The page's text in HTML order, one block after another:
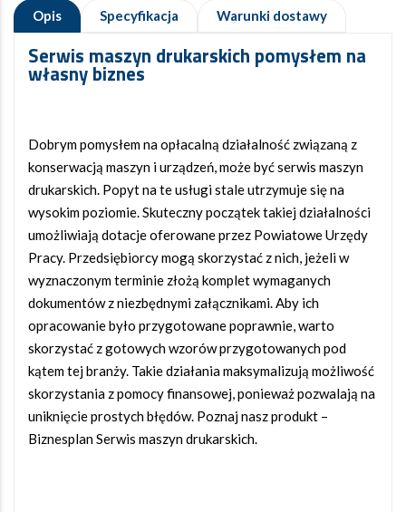
Opis Specyfikacja Warunki dostawy
Serwis maszyn drukarskich pomysłem na
własny biznes
Dobrym pomysłem na opłacalną działalność związaną z
konserwacją maszyn i urządzeń, może być serwis maszyn
drukarskich. Popyt na te usługi stale utrzymuje się na
wysokim poziomie. Skuteczny początek takiej działalności
umożliwiają dotacje oferowane przez Powiatowe Urzędy
Pracy. Przedsiębiorcy mogą skorzystać z nich, jeżeli w
wyznaczonym terminie złożą komplet wymaganych
dokumentów z niezbędnymi załącznikami. Aby ich
opracowanie było przygotowane poprawnie, warto
skorzystać z gotowych wzorów przygotowanych pod
kątem tej branży. Takie działania maksymalizują możliwość
skorzystania z pomocy finansowej, ponieważ pozwalają na
uniknięcie prostych błędów. Poznaj nasz produkt –
Biznesplan Serwis maszyn drukarskich.